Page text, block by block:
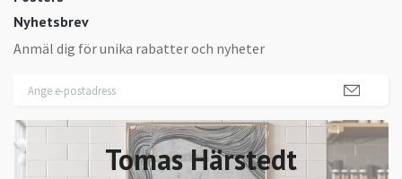
Nyhetsbrev
Anmäl dig för unika rabatter och nyheter
Tomas Härstedt